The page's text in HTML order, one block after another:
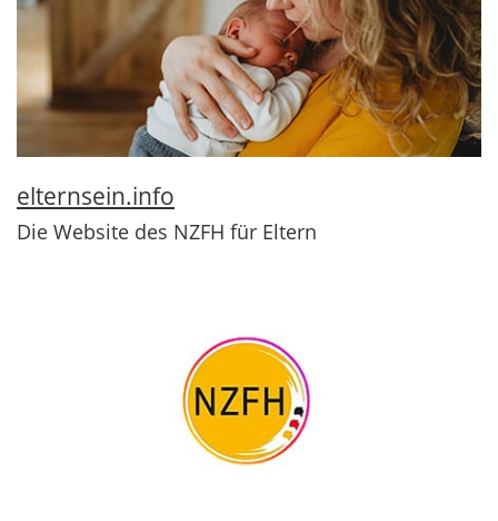
elternsein.info
Die Website des NZFH für Eltern